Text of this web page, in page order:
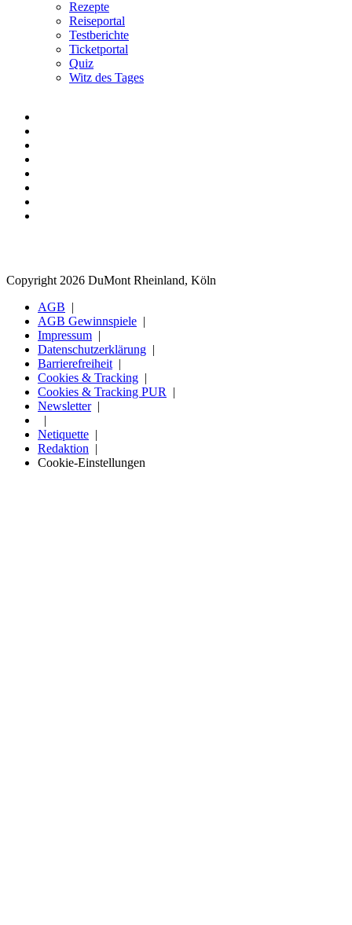
Rezepte
Reiseportal
Testberichte
Ticketportal
Quiz
Witz des Tages
Copyright 2026 DuMont Rheinland, Köln
AGB
AGB Gewinnspiele
Impressum
Datenschutzerklärung
Barrierefreiheit
Cookies & Tracking
Cookies & Tracking PUR
Newsletter
Netiquette
Redaktion
Cookie-Einstellungen